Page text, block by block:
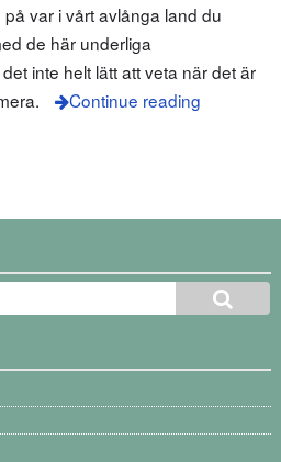
var i vårt avlånga land du
de här underliga
inte helt lätt att veta när det är
Continue reading